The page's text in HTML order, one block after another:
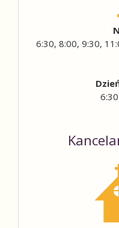
6:30, 8:00, 9:30,